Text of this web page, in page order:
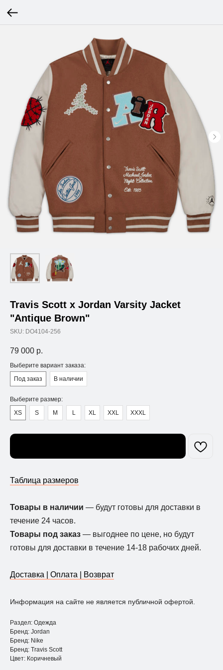
Travis Scott x Jordan Varsity Jacket
"Antique Brown"
SKU: DO4104-256
79 000 р.
Выберите вариант заказа:
Под заказ
В наличии
Выберите размер:
XS
S M L XL XXL XXXL
Таблица размеров
Товары в наличии — будут готовы для доставки в
течение 24 часов.
Товары под заказ — выгоднее по цене, но будут
готовы для доставки в течение 14-18 рабочих дней.
Доставка | Оплата | Возврат
Информация на сайте не является публичной офертой.
Раздел: Одежда
Бренд: Jordan
Бренд: Nike
Бренд: Travis Scott
Цвет: Коричневый